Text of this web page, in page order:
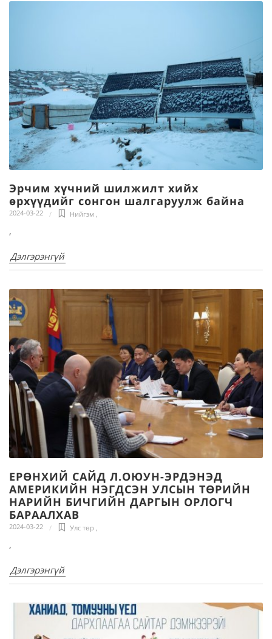
Эрчим хүчний шилжилт хийх
өрхүүдийг сонгон шалгаруулж байна
2024-03-22 Нийгэм ,
,
Дэлгэрэнгүй
ЕРӨНХИЙ САЙД Л.ОЮУН-ЭРДЭНЭД
АМЕРИКИЙН НЭГДСЭН УЛСЫН ТӨРИЙН
НАРИЙН БИЧГИЙН ДАРГЫН ОРЛОГЧ
БАРААЛХАВ
2024-03-22 Улс төр ,
,
Дэлгэрэнгүй